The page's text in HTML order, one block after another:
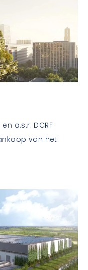
a.s.r. DCRF
van het